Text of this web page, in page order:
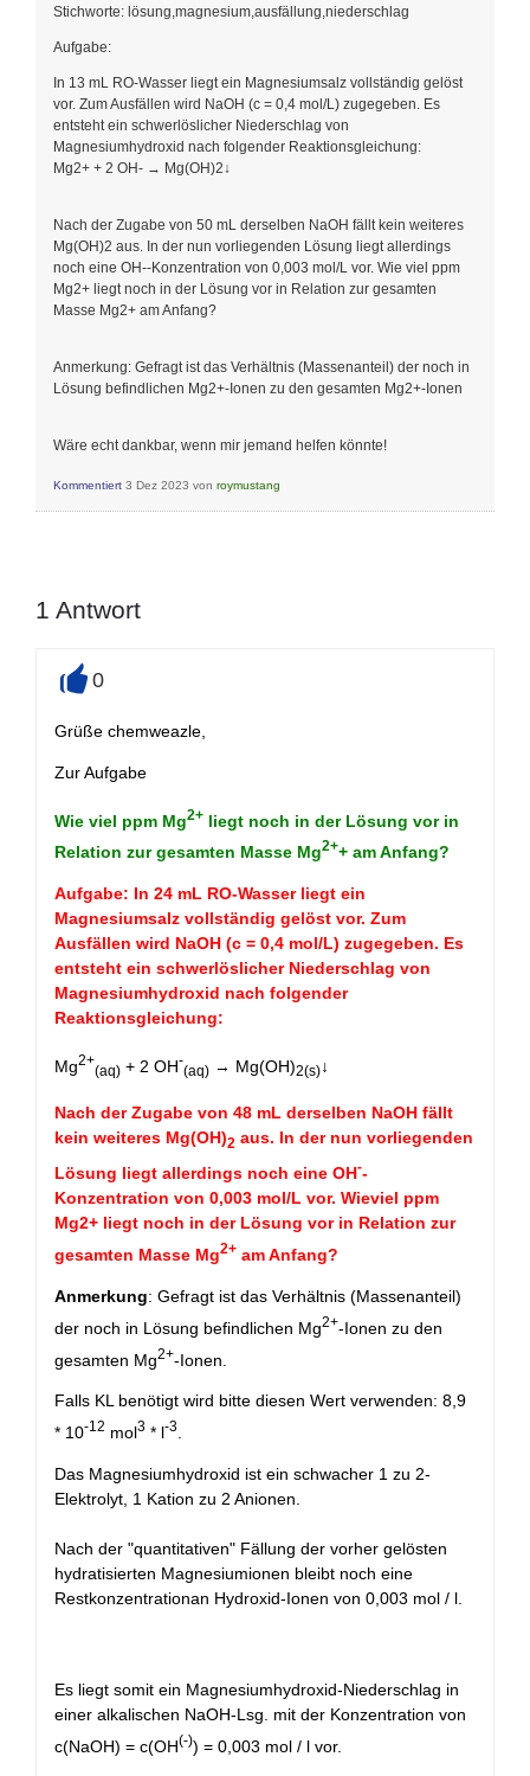
Stichworte: lösung,magnesium,ausfällung,niederschlag
Aufgabe:
In 13 mL RO-Wasser liegt ein Magnesiumsalz vollständig gelöst
vor. Zum Ausfällen wird NaOH (c = 0,4 mol/L) zugegeben. Es
entsteht ein schwerlöslicher Niederschlag von
Magnesiumhydroxid nach folgender Reaktionsgleichung:
Mg2+ + 2 OH- → Mg(OH)2↓
Nach der Zugabe von 50 mL derselben NaOH fällt kein weiteres
Mg(OH)2 aus. In der nun vorliegenden Lösung liegt allerdings
noch eine OH--Konzentration von 0,003 mol/L vor. Wie viel ppm
Mg2+ liegt noch in der Lösung vor in Relation zur gesamten
Masse Mg2+ am Anfang?
Anmerkung: Gefragt ist das Verhältnis (Massenanteil) der noch in
Lösung befindlichen Mg2+-Ionen zu den gesamten Mg2+-Ionen
Wäre echt dankbar, wenn mir jemand helfen könnte!
Kommentiert 3 Dez 2023 von roymustang
1 Antwort
0
Grüße chemweazle,
Zur Aufgabe
Wie viel ppm Mg2+ liegt noch in der Lösung vor in
Relation zur gesamten Masse Mg2++ am Anfang?
Aufgabe: In 24 mL RO-Wasser liegt ein
Magnesiumsalz vollständig gelöst vor. Zum
Ausfällen wird NaOH (c = 0,4 mol/L) zugegeben. Es
entsteht ein schwerlöslicher Niederschlag von
Magnesiumhydroxid nach folgender
Reaktionsgleichung:
Mg2+
(aq) + 2 OH-
(aq) → Mg(OH)2(s)↓
Nach der Zugabe von 48 mL derselben NaOH fällt
kein weiteres Mg(OH)2 aus. In der nun vorliegenden
Lösung liegt allerdings noch eine OH--
Konzentration von 0,003 mol/L vor. Wieviel ppm
Mg2+ liegt noch in der Lösung vor in Relation zur
gesamten Masse Mg2+ am Anfang?
Anmerkung: Gefragt ist das Verhältnis (Massenanteil)
der noch in Lösung befindlichen Mg2+-Ionen zu den
gesamten Mg2+-Ionen.
Falls KL benötigt wird bitte diesen Wert verwenden: 8,9
* 10-12 mol3 * l-3
Das Magnesiumhydroxid ist ein schwacher 1 zu 2-
Elektrolyt, 1 Kation zu 2 Anionen.
Nach der "quantitativen" Fällung der vorher gelösten
hydratisierten Magnesiumionen bleibt noch eine
Restkonzentrationan Hydroxid-Ionen von 0,003 mol / l.
Es liegt somit ein Magnesiumhydroxid-Niederschlag in
einer alkalischen NaOH-Lsg. mit der Konzentration von
c(NaOH) = c(OH(-)) = 0,003 mol / l vor.